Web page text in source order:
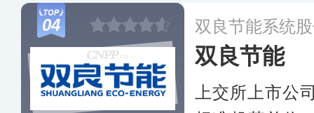
效光伏组件。更多
04 双良节能系统
双良节能
上交所上市公